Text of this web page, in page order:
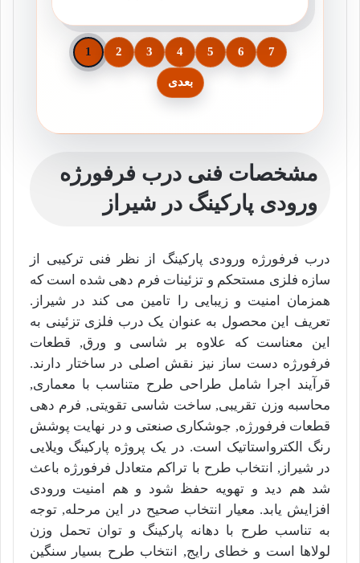
1 2 3 4 5 6 7
بعدی
مشخصات فنی درب فرفورژه
ورودی پارکینگ در شیراز
درب فرفورژه ورودی پارکینگ از نظر فنی ترکیبی از
سازه فلزی مستحکم و تزئینات فرم دهی شده است که
همزمان امنیت و زیبایی را تامین می کند در شیراز.
تعریف این محصول به عنوان یک درب فلزی تزئینی به
این معناست که علاوه بر شاسی و ورق, قطعات
فرفورژه دست ساز نیز نقش اصلی در ساختار دارند.
قرآیند اجرا شامل طراحی طرح متناسب با معماری,
محاسبه وزن تقریبی, ساخت شاسی تقویتی, فرم دهی
قطعات فرفورژه, جوشکاری صنعتی و در نهایت پوشش
رنگ الکترواستاتیک است. در یک پروژه پارکینگ ویلایی
در شیراز, انتخاب طرح با تراکم متعادل فرفورژه باعث
شد هم دید و تهویه حفظ شود و هم امنیت ورودی
افزایش یابد. معیار انتخاب صحیح در این مرحله, توجه
به تناسب طرح با دهانه پارکینگ و توان تحمل وزن
لولاها است و خطای رایج, انتخاب طرح بسیار سنگین